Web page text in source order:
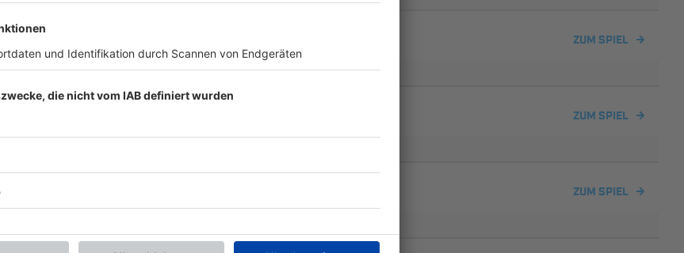
- - ZUM SPIEL
- - - -
ZUM SPIEL
U23 ZUM SPIEL